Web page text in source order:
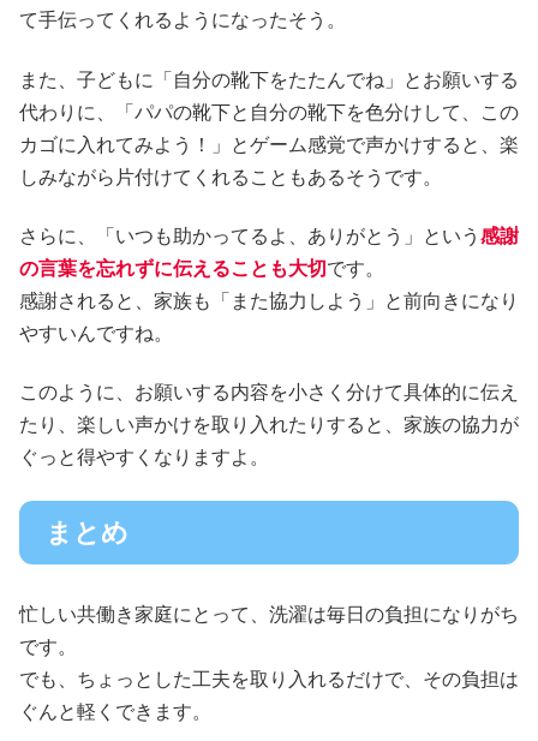
て手伝ってくれるようになったそう。
また、子どもに「自分の靴下をたたんでね」とお願いする
代わりに、「パパの靴下と自分の靴下を色分けして、この
カゴに入れてみよう！」とゲーム感覚で声かけすると、楽
しみながら片付けてくれることもあるそうです。
さらに、「いつも助かってるよ、ありがとう」という 感謝
の言葉を忘れずに伝えることも大切です。
感謝されると、家族も「また協力しよう」と前向きになり
やすいんですね。
このように、お願いする内容を小さく分けて具体的に伝え
たり、楽しい声かけを取り入れたりすると、家族の協力が
ぐっと得やすくなりますよ。
まとめ
忙しい共働き家庭にとって、洗濯は毎日の負担になりがち
です。
でも、ちょっとした工夫を取り入れるだけで、その負担は
ぐんと軽くできます。